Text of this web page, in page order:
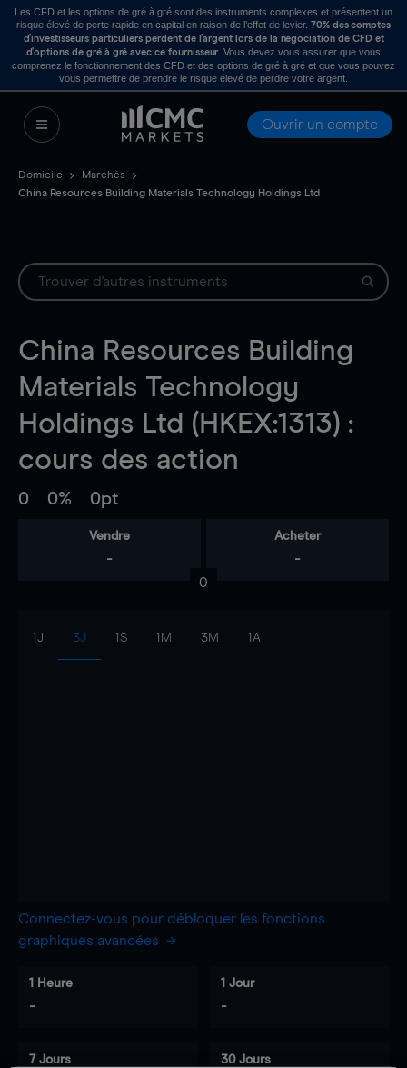
Les CFD et les options de gré à gré sont des instruments complexes et présentent un
risque élevé de perte rapide en capital en raison de l’effet de levier. 70% des comptes
d’investisseurs particuliers perdent de l’argent lors de la négociation de CFD et
d’options de gré à gré avec ce fournisseur . Vous devez vous assurer que vous
comprenez le fonctionnement des CFD et des options de gré à gré et que vous pouvez
vous permettre de prendre le risque élevé de perdre votre argent.
Ouvrir un compte
Domicile
Marchés
China Resources Building Materials Technology Holdings Ltd
China Resources Building
Materials Technology
Holdings Ltd (HKEX:1313) :
cours des action
0 0% 0pt
Vendre
-
Acheter
-
0
1J 3J 1S 1M 3M 1A
Connectez-vous pour débloquer les fonctions
graphiques avancées
1 Heure
-
1 Jour
-
7 Jours 30 Jours